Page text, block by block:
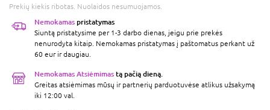
Prekių kiekis ribotas. Nuolaidos nesumuojamos.
Nemokamas pristatymas
Siuntą pristatysime per 1-3 darbo dienas, jeigu prie prekės
nenurodyta kitaip. Nemokamas pristatymas į paštomatus perkant už
60 eur ir daugiau.
Nemokamas Atsiėmimas tą pačią dieną.
Greitas atsiėmimas mūsų ir partnerių parduotuvėse atlikus užsakymą
iki 12:00 val.